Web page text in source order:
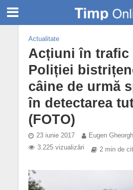
Actualitate
Acțiuni în trafic
Poliției
câine de urmă
în detectarea
(FOTO)
23 iunie 2017
Eugen
3.225 vizualizări
2 min de